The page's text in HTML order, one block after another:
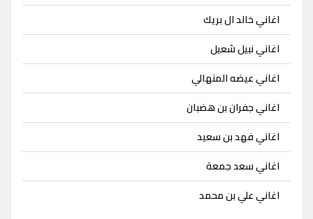
اغاني خالد ال بريك
اغاني نبيل شعيل
اغاني عيضه المنهالي
اغاني جفران بن هضبان
اغاني فهد بن سعيد
اغاني سعد جمعة
اغاني علي بن محمد